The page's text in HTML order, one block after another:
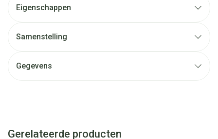
Eigenschappen
Samenstelling
Gegevens
Gerelateerde producten